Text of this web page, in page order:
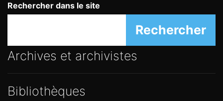
Rechercher dans le site
Rechercher
Archives et archivistes
Bibliothèques